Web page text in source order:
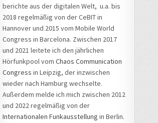
berichte aus der digitalen Welt, u.a. bis
2018 regelmäßig von der CeBIT in
Hannover und 2015 vom Mobile World
Congress in Barcelona. Zwischen 2017
und 2021 leitete ich den jährlichen
Hörfunkpool vom Chaos Communication
Congress in Leipzig, der inzwischen
wieder nach Hamburg wechselte.
Außerdem melde ich mich zwischen 2012
und 2022 regelmäßig von der
Internationalen Funkausstellung in Berlin.